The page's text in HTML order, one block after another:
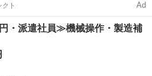
クト Ad
・派遣社員≫機械操作・製造補